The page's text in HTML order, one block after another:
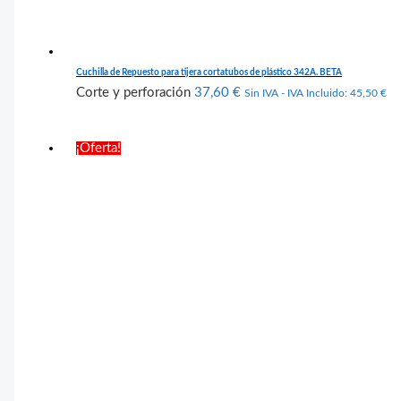
Cuchilla de Repuesto para tijera cortatubos de plástico 342A. BETA
Corte y perforación37,60€ Sin IVA - IVA Incluido:45,50€
¡Oferta!